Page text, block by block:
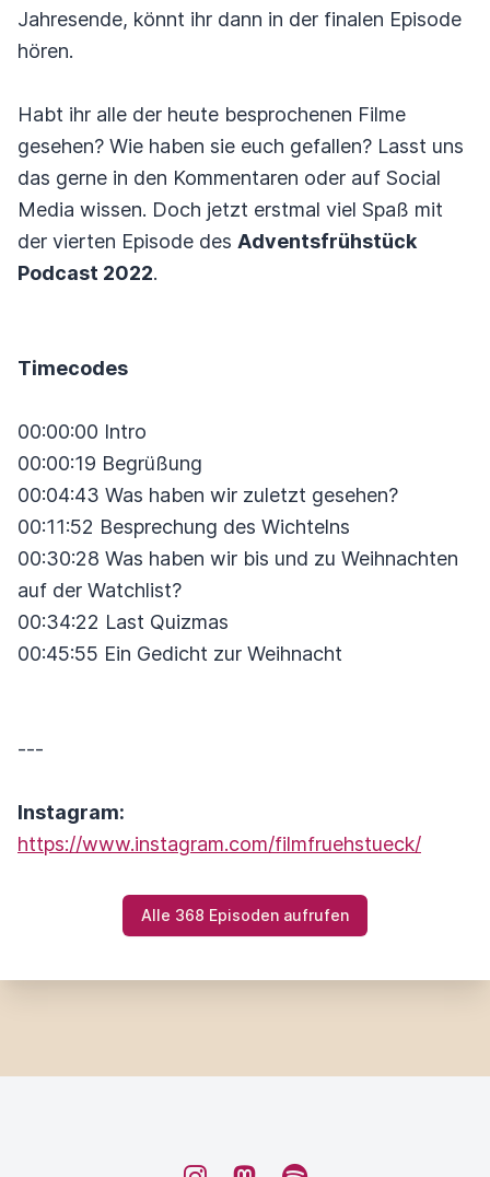
Jahresende, könnt ihr dann in der finalen Episode
hören.
Habt ihr alle der heute besprochenen Filme
gesehen? Wie haben sie euch gefallen? Lasst uns
das gerne in den Kommentaren oder auf Social
Media wissen. Doch jetzt erstmal viel Spaß mit
der vierten Episode des Adventsfrühstück
Podcast 2022.
Timecodes
00:00:00 Intro
00:00:19 Begrüßung
00:04:43 Was haben wir zuletzt gesehen?
00:11:52 Besprechung des Wichtelns
00:30:28 Was haben wir bis und zu Weihnachten
auf der Watchlist?
00:34:22 Last Quizmas
00:45:55 Ein Gedicht zur Weihnacht
---
Instagram:
https://www.instagram.com/filmfruehstueck/
Alle 368 Episoden aufrufen